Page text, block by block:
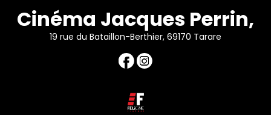
Cinéma Jacques Perrin,
19 rue du Bataillon-Berthier, 69170 Tarare